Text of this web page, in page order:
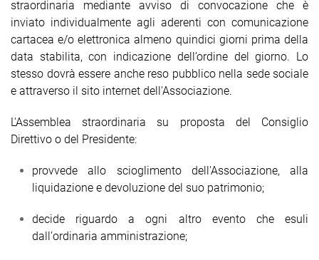
straordinaria mediante avviso di convocazione che è
inviato individualmente agli aderenti con comunicazione
cartacea e/o elettronica almeno quindici giorni prima della
data stabilita, con indicazione dell’ordine del giorno. Lo
stesso dovrà essere anche reso pubblico nella sede sociale
e attraverso il sito internet dell'Associazione.
L'Assemblea straordinaria su proposta del Consiglio
Direttivo o del Presidente:
provvede allo scioglimento dell'Associazione, alla
liquidazione e devoluzione del suo patrimonio;
decide riguardo a ogni altro evento che esuli
dall'ordinaria amministrazione;